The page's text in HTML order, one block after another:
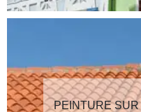
PEINTURE